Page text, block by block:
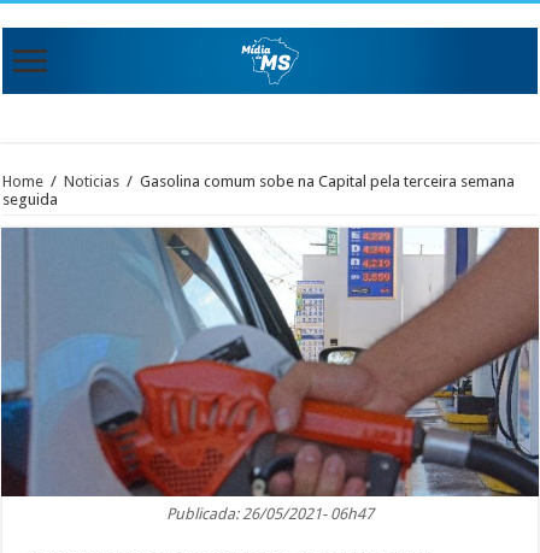
Home / Noticias / Gasolina comum sobe na Capital pela terceira semana
seguida
Publicada: 26/05/2021- 06h47